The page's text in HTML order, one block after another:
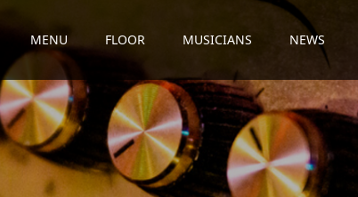
MENU FLOOR MUSICIANS NEWS